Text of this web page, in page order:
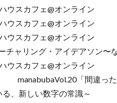
ウスカフェ@オンライン
ウスカフェ@オンライン
ウスカフェ@オンライン
リング・アイデアソン〜な
ウスカフェ@オンライン
「間違った数字
、新しい数字の常識～